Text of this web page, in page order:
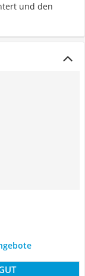
und den